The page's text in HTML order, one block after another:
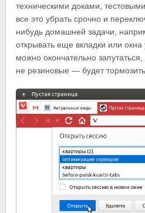
техническими доками,
все это убрать срочно и
нибудь домашней задачи,
открывать еще вкладки или
можно окончательно
не резиновые — будет тормозить.